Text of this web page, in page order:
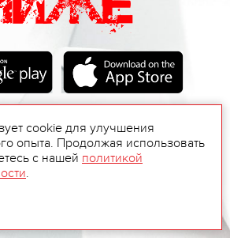
cookie для улучшения
опыта. Продолжая использовать
с нашей политикой
.